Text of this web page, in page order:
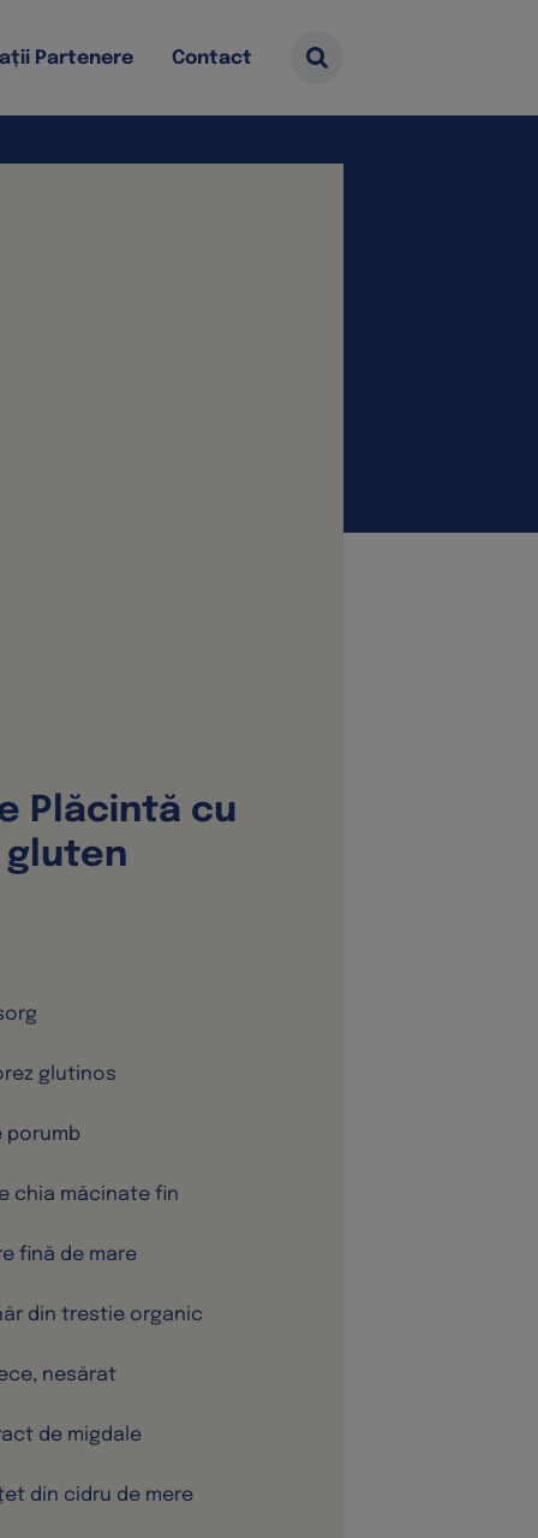
Partenere Contact
Plăcintă cu
gluten
glutinos
porumb
chia măcinate fin
fină de mare
din trestie organic
nesărat
de migdale
din cidru de mere